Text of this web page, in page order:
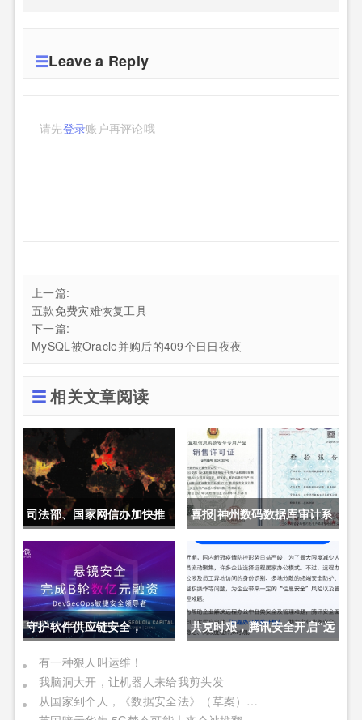
Leave a Reply
请先登录账户再评论哦
上一篇:
五款免费灾难恢复工具
下一篇:
MySQL被Oracle并购后的409个日日夜夜
相关文章阅读
司法部、国家网信办加快推
动制定《未成年人网络保护
喜报|神州数码数据库审计系
统获公安部销售许可证
守护软件供应链安全，
DevSecOps头部厂商「悬
镜安全」完成B轮数亿元融
共克时艰，腾讯安全开启“远
有一种狠人叫运维！
我脑洞大开，让机器人来给我剪头发
从国家到个人，《数据安全法》（草案）对我们将有何影响